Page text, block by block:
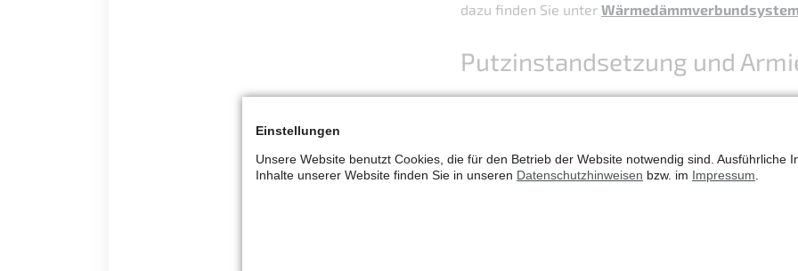
dazu finden Sie unter
Putzinstandsetzung und
mit Armierungsgewebe und systemgerechten
entsteht eine tragfähige, ebene Fläche als Basis für
Einstellungen
Unsere Website benutzt Cookies, die für den Betrieb der Website notwendig sind. Ausführliche
Inhalte unserer Website finden Sie in unseren Datenschutzhinweisen bzw. im Impressum